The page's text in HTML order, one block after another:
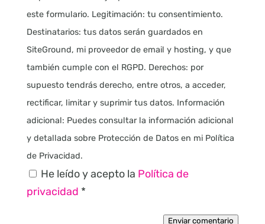
este formulario. Legitimación: tu consentimiento.
Destinatarios: tus datos serán guardados en
SiteGround, mi proveedor de email y hosting, y que
también cumple con el RGPD. Derechos: por
supuesto tendrás derecho, entre otros, a acceder,
rectificar, limitar y suprimir tus datos. Información
adicional: Puedes consultar la información adicional
y detallada sobre Protección de Datos en mi Política
de Privacidad.
He leído y acepto la Política de
privacidad *
Enviar comentario